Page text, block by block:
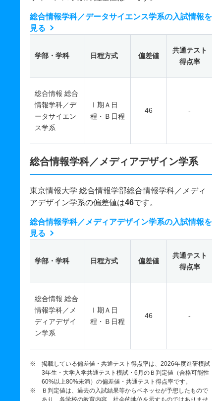
総合情報学科／データサイエンス学系の入試情報を
見る
学部・学科 日程方式 偏差値
共通テスト
得点率
総合情報 総合
情報学科／デ
ータサイエン
ス学系
Ⅰ期Ａ日
程・Ｂ日程
46 -
総合情報学科／メディアデザイン学系
東京情報大学 総合情報学部総合情報学科／メディ
アデザイン学系の偏差値は46です。
総合情報学科／メディアデザイン学系の入試情報を
見る
学部・学科 日程方式 偏差値
共通テスト
得点率
総合情報 総合
情報学科／メ
ディアデザイ
ン学系
Ⅰ期Ａ日
程・Ｂ日程
46 -
※ 掲載している偏差値・共通テスト得点率は、2026年度進研模試
3年生・大学入学共通テスト模試・6月のＢ判定値（合格可能性
60%以上80%未満）の偏差値・共通テスト得点率です。
※ Ｂ判定値は、過去の入試結果等からベネッセが予想したもので
あり、各学校の教育内容、社会的地位を示すものではありませ